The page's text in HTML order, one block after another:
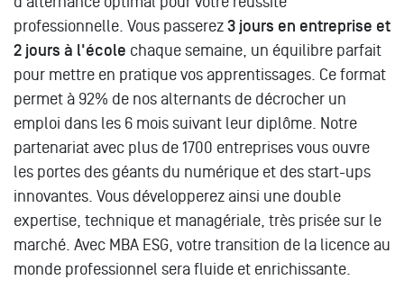
professionnelle. Vous passerez 3 jours en entreprise et
2 jours à l'école chaque semaine, un équilibre parfait
pour mettre en pratique vos apprentissages. Ce format
permet à 92% de nos alternants de décrocher un
emploi dans les 6 mois suivant leur diplôme. Notre
partenariat avec plus de 1700 entreprises vous ouvre
les portes des géants du numérique et des start-ups
innovantes. Vous développerez ainsi une double
expertise, technique et managériale, très prisée sur le
marché. Avec MBA ESG, votre transition de la licence au
monde professionnel sera fluide et enrichissante.